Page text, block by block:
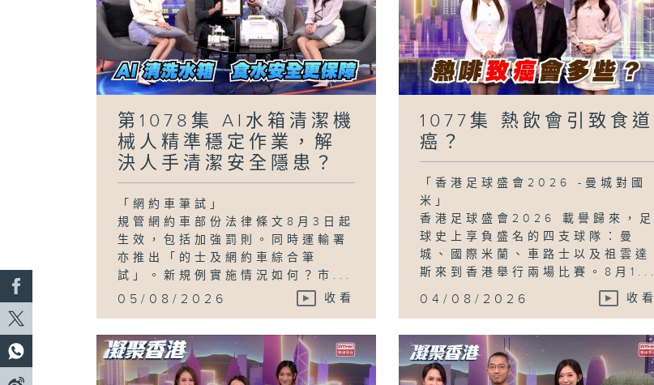
第1078集 AI水箱清潔機
械人精準穩定作業，解
決人手清潔安全隱患？
「網約車筆試」
規管網約車部份法律條文8月3日起
生效，包括加強罰則。同時運輸署
亦推出「的士及網約車綜合筆
試」。新規例實施情況如何？市...
05/08/2026 收看
1077集 熱飲會引致食道
癌？
「香港足球盛會2026 -曼城對國
米」
香港足球盛會2026 載譽歸來，足
球史上享負盛名的四支球隊：曼
城、國際米蘭、車路士以及祖雲達
斯來到香港舉行兩場比賽。8月1...
04/08/2026 收看